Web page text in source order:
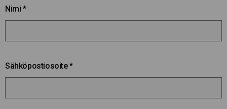
Nimi *
Sähköpostiosoite*